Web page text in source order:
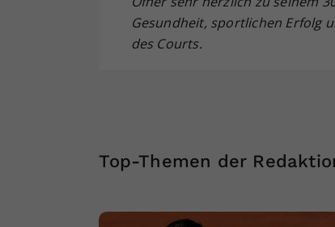
Gesundheit, sportlichen Erfolg
des Courts.
Top-Themen der